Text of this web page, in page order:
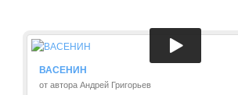
ВАСЕНИН
от автора Андрей Григорьев